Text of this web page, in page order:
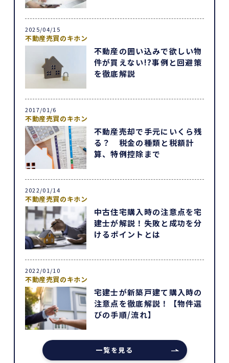
2025/04/15
不動産売買のキホン
不動産の囲い込みで欲しい物
件が買えない!?事例と回避策
を徹底解説
2017/01/6
不動産売買のキホン
不動産売却で手元にいくら残
る？ 税金の種類と税額計
算、特例控除まで
2022/01/14
不動産売買のキホン
中古住宅購入時の注意点を宅
建士が解説！失敗と成功を分
けるポイントとは
2022/01/10
不動産売買のキホン
宅建士が新築戸建て購入時の
注意点を徹底解説！【物件選
びの手順/流れ】
一覧を見る